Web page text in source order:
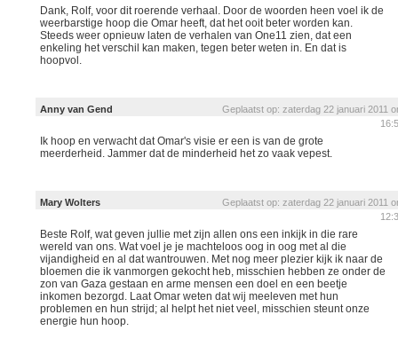
Dank, Rolf, voor dit roerende verhaal. Door de woorden heen voel ik de
weerbarstige hoop die Omar heeft, dat het ooit beter worden kan.
Steeds weer opnieuw laten de verhalen van One11 zien, dat een
enkeling het verschil kan maken, tegen beter weten in. En dat is
hoopvol.
Anny van Gend
Geplaatst op: zaterdag 22 januari 2011
Ik hoop en verwacht dat Omar's visie er een is van de grote
meerderheid. Jammer dat de minderheid het zo vaak vepest.
Mary Wolters
Geplaatst op: zaterdag 22 januari 2011
Beste Rolf, wat geven jullie met zijn allen ons een inkijk in die rare
wereld van ons. Wat voel je je machteloos oog in oog met al die
vijandigheid en al dat wantrouwen. Met nog meer plezier kijk ik naar de
bloemen die ik vanmorgen gekocht heb, misschien hebben ze onder de
zon van Gaza gestaan en arme mensen een doel en een beetje
inkomen bezorgd. Laat Omar weten dat wij meeleven met hun
problemen en hun strijd; al helpt het niet veel, misschien steunt onze
energie hun hoop.